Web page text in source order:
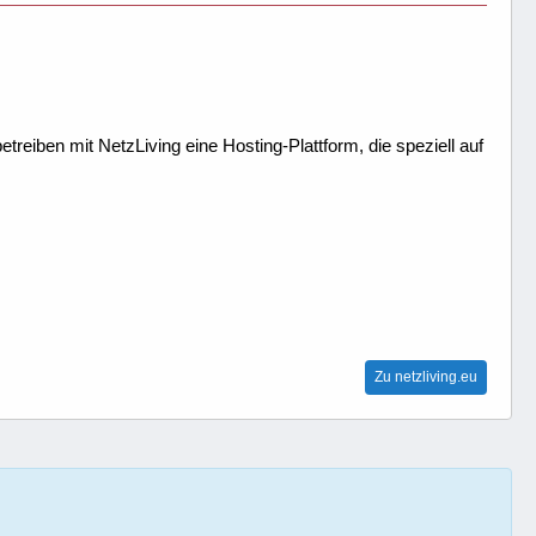
mit NetzLiving eine Hosting-Plattform, die speziell auf
Zu netzliving.eu